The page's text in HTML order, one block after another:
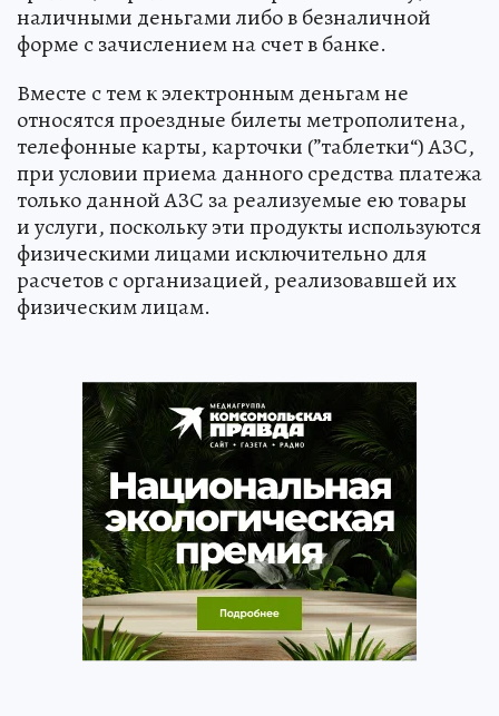
наличными деньгами либо в безналичной
форме с зачислением на счет в банке.
Вместе с тем к электронным деньгам не
относятся проездные билеты метрополитена,
телефонные карты, карточки (”таблетки“) АЗС,
при условии приема данного средства платежа
только данной АЗС за реализуемые ею товары
и услуги, поскольку эти продукты используются
физическими лицами исключительно для
расчетов с организацией, реализовавшей их
физическим лицам.